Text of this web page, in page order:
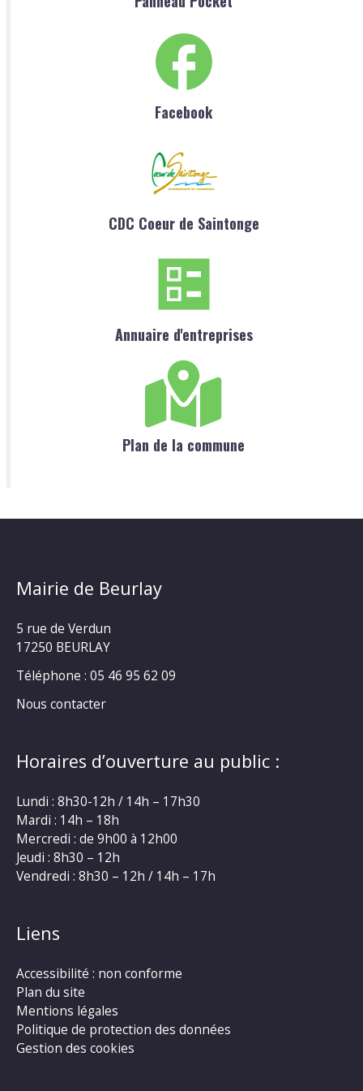
Facebook
CDC Coeur de Saintonge
Annuaire d'entreprises
Plan de la commune
Mairie de Beurlay
5 rue de Verdun
17250 BEURLAY
Téléphone : 05 46 95 62 09
Nous contacter
Horaires d’ouverture au public :
Lundi : 8h30-12h / 14h – 17h30
Mardi : 14h – 18h
Mercredi : de 9h00 à 12h00
Jeudi : 8h30 – 12h
Vendredi : 8h30 – 12h / 14h – 17h
Liens
Accessibilité : non conforme
Plan du site
Mentions légales
Politique de protection des données
Gestion des cookies